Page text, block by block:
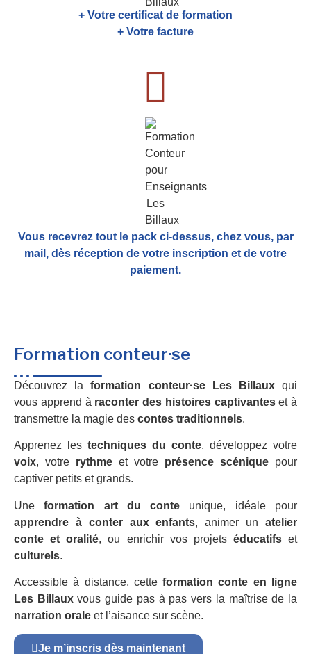
+ Votre certificat de formation
+ Votre facture
Vous recevrez tout le pack ci-dessus, chez vous, par
mail, dès réception de votre inscription et de votre
paiement.
Formation conteur·se
Découvrez laformation conteur·se Les Billauxqui
vous apprend à raconter des histoires captivanteset à
transmettre la magie des contes traditionnels.
Apprenez les techniques du conte, développez votre
voix, votre rythme et votre présence scénique pour
captiver petits et grands.
Uneformation art du conte unique, idéale pour
apprendre à conter aux enfants, animer unatelier
conte et oralité, ou enrichir vos projets éducatifset
culturels.
Accessible à distance, cetteformation conte en ligne
Les Billauxvous guide pas à pas vers la maîtrise de la
narration orale et l’aisance sur scène.
Je m’inscris dès maintenant